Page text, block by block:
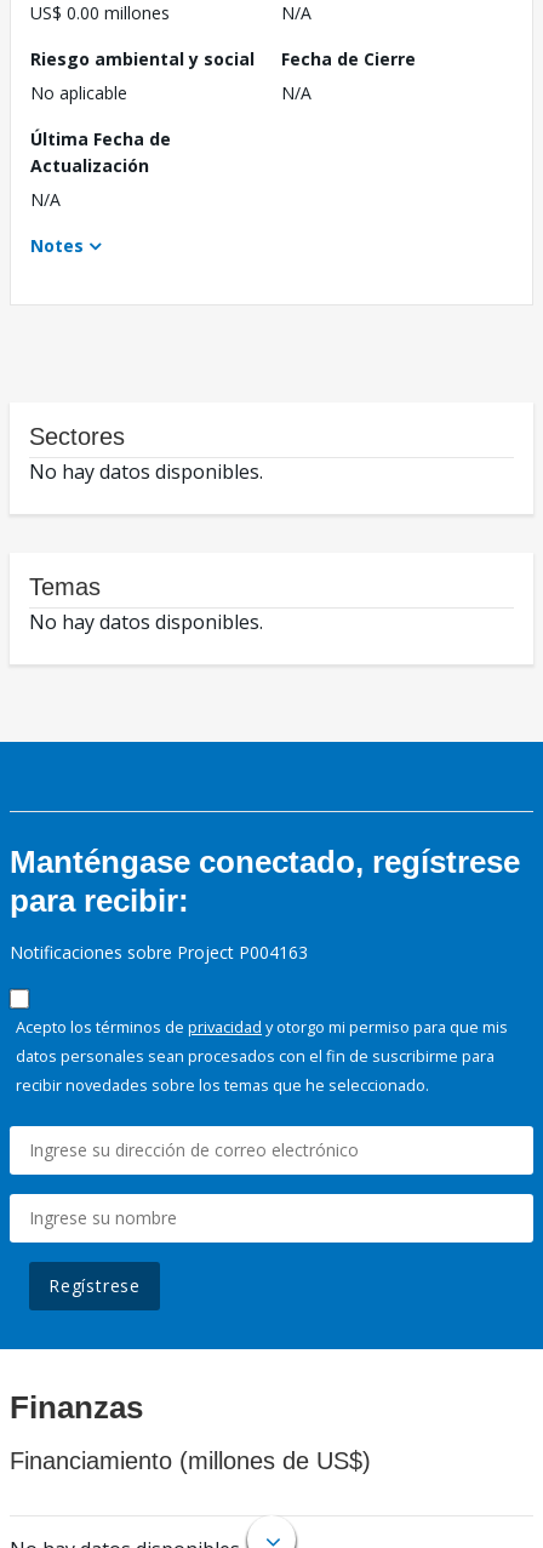
US$ 0.00 millones
N/A
Riesgo ambiental y social
No aplicable
Fecha de Cierre
N/A
Última Fecha de
Actualización
N/A
Notes
Sectores
No hay datos disponibles.
Temas
No hay datos disponibles.
Manténgase conectado, regístrese
para recibir:
Notificaciones sobre Project P004163
Acepto los términos de privacidad y otorgo mi permiso para que mis
datos personales sean procesados con el fin de suscribirme para
recibir novedades sobre los temas que he seleccionado.
Regístrese
Finanzas
Financiamiento (millones de US$)